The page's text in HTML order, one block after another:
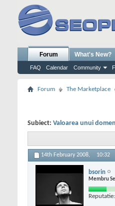
Forum
FAQ Calendar Community
What's New?
Forum The Marketplace
Subiect: Valoarea unui
14th February 2008, 10:32
bsorin
Membru
Reputatie: